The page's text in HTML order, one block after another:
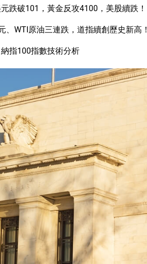
跌破101，黃金反攻4100，美股續跌！
、WTI原油三連跌，道指續創歷史新高！
指100指數技術分析